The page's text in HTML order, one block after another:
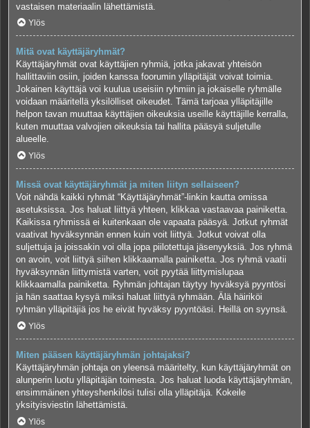
vastaisen materiaalin lähettämistä.
Ylös
Mitä ovat käyttäjäryhmät?
Käyttäjäryhmät ovat käyttäjien ryhmiä, jotka jakavat yhteisön
hallittaviin osiin, joiden kanssa foorumin ylläpitäjät voivat toimia.
Jokainen käyttäjä voi kuulua useisiin ryhmiin ja jokaiselle ryhmälle
voidaan määritellä yksilölliset oikeudet. Tämä tarjoaa ylläpitäjille
helpon tavan muuttaa käyttäjien oikeuksia useille käyttäjille kerralla,
kuten muuttaa valvojien oikeuksia tai hallita pääsyä suljetulle
alueelle.
Ylös
Missä ovat käyttäjäryhmät ja miten liityn sellaiseen?
Voit nähdä kaikki ryhmät “Käyttäjäryhmät”-linkin kautta omissa
asetuksissa. Jos haluat liittyä yhteen, klikkaa vastaavaa painiketta.
Kaikissa ryhmissä ei kuitenkaan ole vapaata pääsyä. Jotkut ryhmät
vaativat hyväksynnän ennen kuin voit liittyä. Jotkut voivat olla
suljettuja ja joissakin voi olla jopa piilotettuja jäsenyyksiä. Jos ryhmä
on avoin, voit liittyä siihen klikkaamalla painiketta. Jos ryhmä vaatii
hyväksynnän liittymistä varten, voit pyytää liittymislupaa
klikkaamalla painiketta. Ryhmän johtajan täytyy hyväksyä pyyntösi
ja hän saattaa kysyä miksi haluat liittyä ryhmään. Älä häiriköi
ryhmän ylläpitäjiä jos he eivät hyväksy pyyntöäsi. Heillä on syynsä.
Ylös
Miten pääsen käyttäjäryhmän johtajaksi?
Käyttäjäryhmän johtaja on yleensä määritelty, kun käyttäjäryhmät on
alunperin luotu ylläpitäjän toimesta. Jos haluat luoda käyttäjäryhmän,
ensimmäinen yhteyshenkilösi tulisi olla ylläpitäjä. Kokeile
yksityisviestin lähettämistä.
Ylös